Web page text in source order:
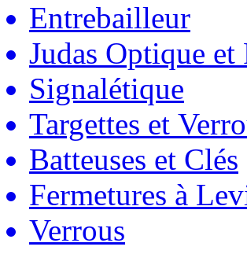
Entrebailleur
Judas Optique et
Signalétique
Targettes et
Batteuses et Clés
Fermetures à
Verrous